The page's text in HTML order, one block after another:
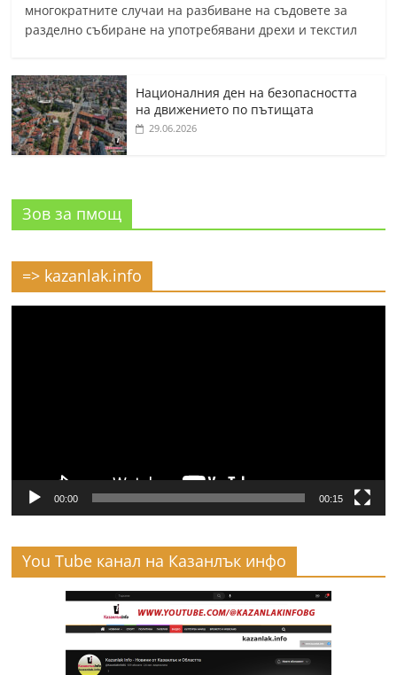
многократните случаи на разбиване на съдовете за
разделно събиране на употребявани дрехи и текстил
Националния ден на безопасността
на движението по пътищата
29.06.2026
Зов за пмощ
=> kazanlak.info
00:00 00:15
You Tube канал на Казанлък инфо